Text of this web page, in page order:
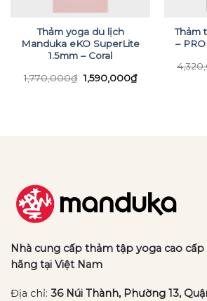
Thảm yoga du lịch
Manduka eKO SuperLite
1.5mm – Coral
1,770,000₫ Giá
gốc
1,590,000₫Giá
hiện
Thảm
–
Nhà cung cấp thảm tập yoga cao
hãng tại Việt Nam
Địa chỉ: 36 Núi Thành, Phường 13,